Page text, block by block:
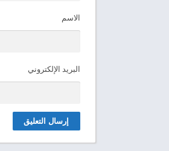
الاسم
البريد الإلكتروني